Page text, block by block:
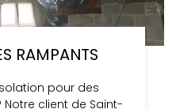
RAMPANTS
pour des
client de Saint-